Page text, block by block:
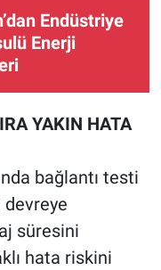
Endüstriye
Enerji
YAKIN HATA
bağlantı testi
devreye
süresini
hata riskini